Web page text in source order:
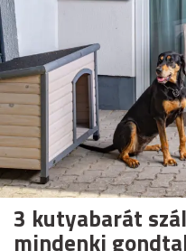
3 kutyabarát
mindenki